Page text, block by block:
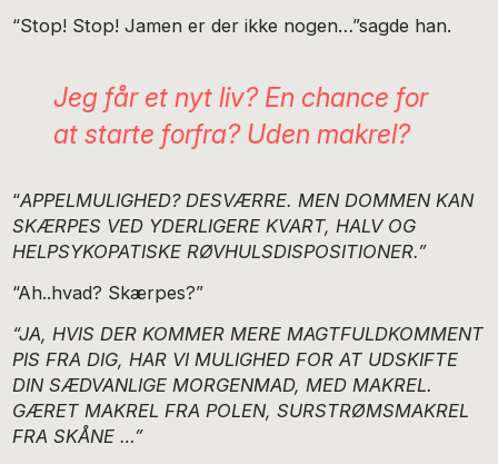
“Stop! Stop! Jamen er der ikke nogen…”sagde han.
Jeg får et nyt liv? En chance for
at starte forfra? Uden makrel?
“APPELMULIGHED? DESVÆRRE. MEN DOMMEN KAN
SKÆRPES VED YDERLIGERE KVART, HALV OG
HELPSYKOPATISKE RØVHULSDISPOSITIONER.”
“Ah..hvad? Skærpes?”
“JA, HVIS DER KOMMER MERE MAGTFULDKOMMENT
PIS FRA DIG, HAR VI MULIGHED FOR AT UDSKIFTE
DIN SÆDVANLIGE MORGENMAD, MED MAKREL.
GÆRET MAKREL FRA POLEN, SURSTRØMSMAKREL
FRA SKÅNE …”